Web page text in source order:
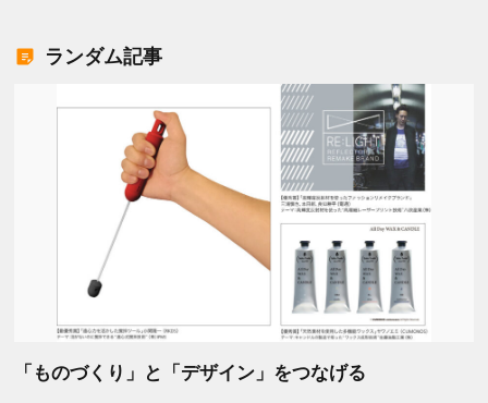
ランダム記事
「ものづくり」と「デザイン」をつなげる